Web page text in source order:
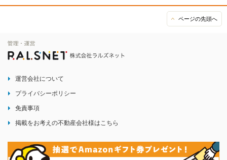
ページの先頭へ
運営会社について
プライバシーポリシー
免責事項
掲載をお考えの不動産会社様はこちら